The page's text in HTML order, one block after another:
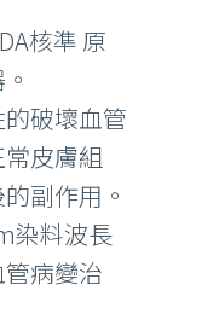
核準 原
破壞血管
皮膚組
副作用。
染料波長
病變治